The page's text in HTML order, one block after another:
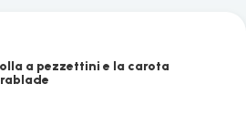
a pezzettini e la carota